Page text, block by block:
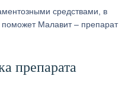
средствами, в
Малавит – препарат
препарата